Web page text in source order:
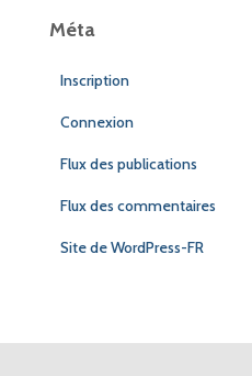
Méta
Inscription
Connexion
Flux des publications
Flux des commentaires
Site de WordPress-FR